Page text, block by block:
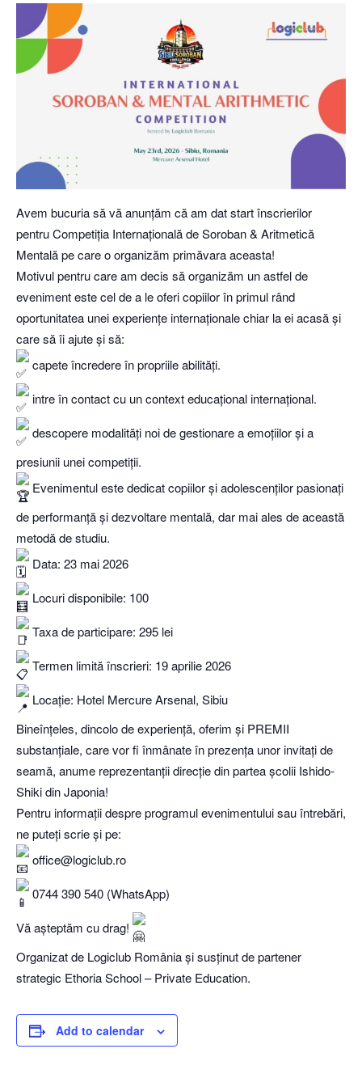
Avem bucuria să vă anunțăm că am dat start înscrierilor
pentru Competiția Internațională de Soroban & Aritmetică
Mentală pe care o organizăm primăvara aceasta!
Motivul pentru care am decis să organizăm un astfel de
eveniment este cel de a le oferi copiilor în primul rând
oportunitatea unei experiențe internaționale chiar la ei acasă și
care să îi ajute și să:
capete încredere în propriile abilități.
intre în contact cu un context educațional internațional.
descopere modalități noi de gestionare a emoțiilor și a
presiunii unei competiții.
Evenimentul este dedicat copiilor și adolescenților pasionați
de performanță și dezvoltare mentală, dar mai ales de această
metodă de studiu.
Data: 23 mai 2026
Locuri disponibile: 100
Taxa de participare: 295 lei
Termen limită înscrieri: 19 aprilie 2026
Locație: Hotel Mercure Arsenal, Sibiu
Bineînțeles, dincolo de experiență, oferim și PREMII
substanțiale, care vor fi înmânate în prezența unor invitați de
seamă, anume reprezentanții direcție din partea școlii Ishido-
Shiki din Japonia!
Pentru informații despre programul evenimentului sau întrebări,
ne puteți scrie și pe:
office@logiclub.ro
0744 390 540 (WhatsApp)
Vă așteptăm cu drag!
Organizat de Logiclub România și susținut de partener
strategic Ethoria School – Private Education.
Add to calendar